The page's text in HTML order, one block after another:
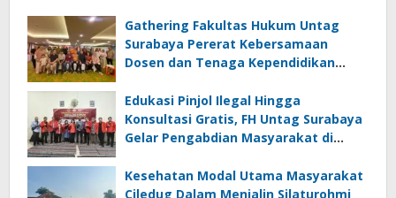
Gathering Fakultas Hukum Untag
Surabaya Pererat Kebersamaan
Dosen dan Tenaga Kependidikan
Edukasi Pinjol Ilegal Hingga
Konsultasi Gratis, FH Untag Surabaya
Gelar Pengabdian Masyarakat di
Kesehatan Modal Utama Masyarakat
Ciledug Dalam Menjalin Silaturohmi